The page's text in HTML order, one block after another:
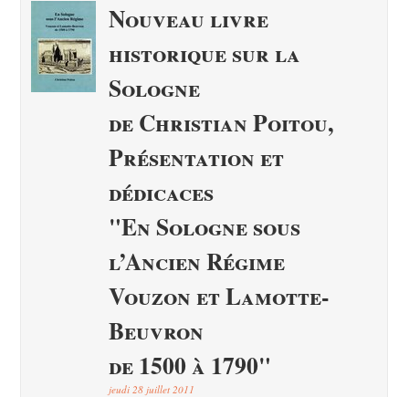
Nouveau livre
historique sur la
Sologne
de Christian Poitou,
Présentation et
dédicaces
"En Sologne sous
l’Ancien Régime
Vouzon et Lamotte-
Beuvron
de 1500 à 1790"
jeudi 28 juillet 2011